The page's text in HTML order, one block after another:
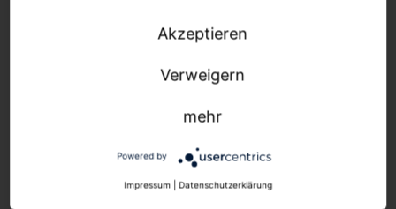
Akzeptieren
Verweigern
mehr
Powered by
Impressum | Datenschutzerklärung